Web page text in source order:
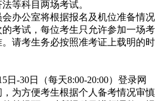
等科目两场考试。
办公室将根据报名及机位准备情况
考试，每位考生只允许参加一场考
请考生务必按照准考证上载明的时
日-30日（每天8:00-20:00）登录网
为方便考生根据个人备考情况审慎